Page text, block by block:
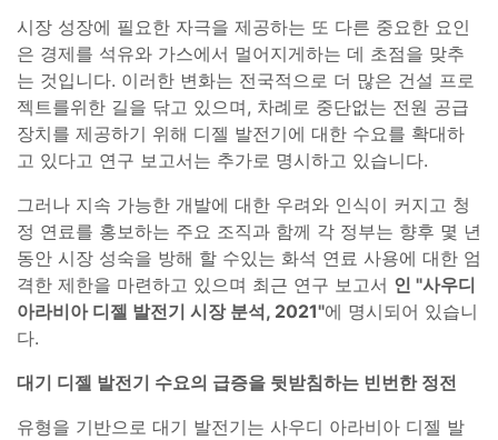
시장 성장에 필요한 자극을 제공하는 또 다른 중요한 요인
은 경제를 석유와 가스에서 멀어지게하는 데 초점을 맞추
는 것입니다. 이러한 변화는 전국적으로 더 많은 건설 프로
젝트를위한 길을 닦고 있으며, 차례로 중단없는 전원 공급
장치를 제공하기 위해 디젤 발전기에 대한 수요를 확대하
고 있다고 연구 보고서는 추가로 명시하고 있습니다.
그러나 지속 가능한 개발에 대한 우려와 인식이 커지고 청
정 연료를 홍보하는 주요 조직과 함께 각 정부는 향후 몇 년
동안 시장 성숙을 방해 할 수있는 화석 연료 사용에 대한 엄
격한 제한을 마련하고 있으며 최근 연구 보고서 인 "사우디
아라비아 디젤 발전기 시장 분석, 2021"에 명시되어 있습니
다.
대기 디젤 발전기 수요의 급증을 뒷받침하는 빈번한 정전
유형을 기반으로 대기 발전기는 사우디 아라비아 디젤 발